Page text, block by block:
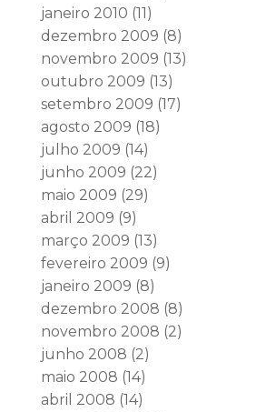
janeiro 2010 (11)
dezembro 2009 (8)
novembro 2009 (13)
outubro 2009 (13)
setembro 2009 (17)
agosto 2009 (18)
julho 2009 (14)
junho 2009 (22)
maio 2009 (29)
abril 2009 (9)
março 2009 (13)
fevereiro 2009 (9)
janeiro 2009 (8)
dezembro 2008 (8)
novembro 2008 (2)
junho 2008 (2)
maio 2008 (14)
abril 2008 (14)